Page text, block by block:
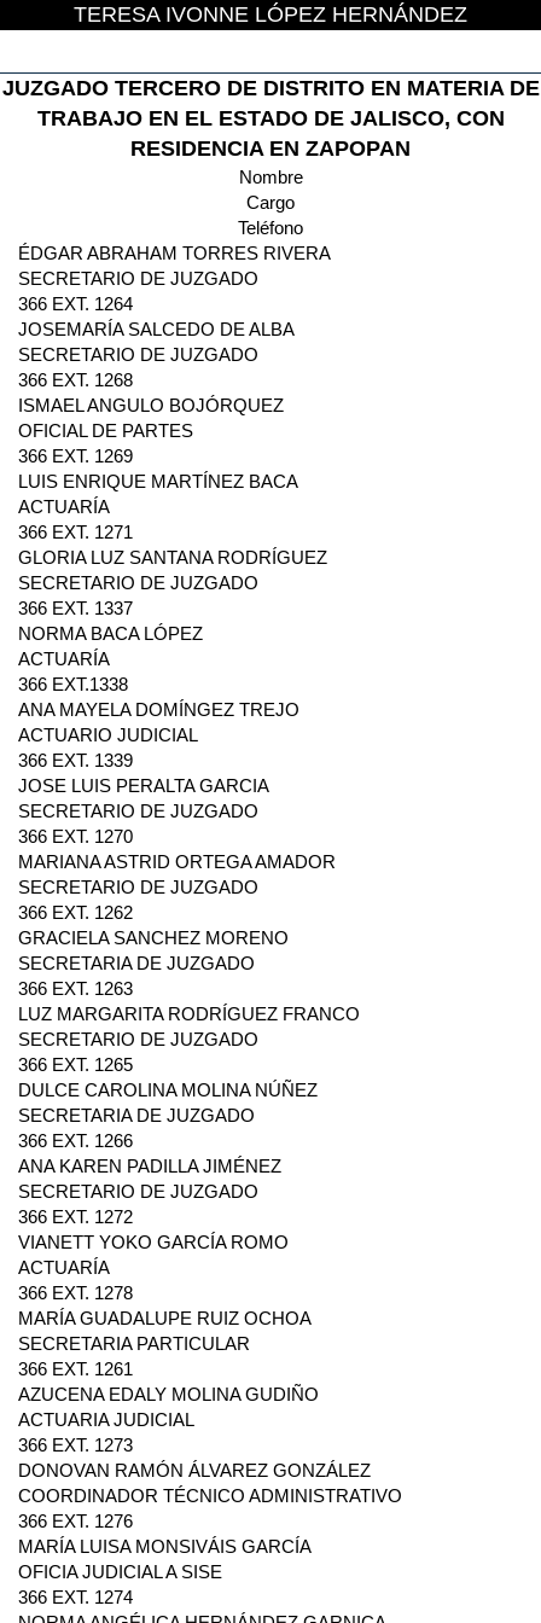
TERESA IVONNE LÓPEZ HERNÁNDEZ
JUZGADO TERCERO DE DISTRITO EN MATERIA DE
TRABAJO EN EL ESTADO DE JALISCO, CON
RESIDENCIA EN ZAPOPAN
Nombre
Cargo
Teléfono
ÉDGAR ABRAHAM TORRES RIVERA
SECRETARIO DE JUZGADO
366 EXT. 1264
JOSEMARÍA SALCEDO DE ALBA
SECRETARIO DE JUZGADO
366 EXT. 1268
ISMAEL ANGULO BOJÓRQUEZ
OFICIAL DE PARTES
366 EXT. 1269
LUIS ENRIQUE MARTÍNEZ BACA
ACTUARÍA
366 EXT. 1271
GLORIA LUZ SANTANA RODRÍGUEZ
SECRETARIO DE JUZGADO
366 EXT. 1337
NORMA BACA LÓPEZ
ACTUARÍA
366 EXT.1338
ANA MAYELA DOMÍNGEZ TREJO
ACTUARIO JUDICIAL
366 EXT. 1339
JOSE LUIS PERALTA GARCIA
SECRETARIO DE JUZGADO
366 EXT. 1270
MARIANA ASTRID ORTEGA AMADOR
SECRETARIO DE JUZGADO
366 EXT. 1262
GRACIELA SANCHEZ MORENO
SECRETARIA DE JUZGADO
366 EXT. 1263
LUZ MARGARITA RODRÍGUEZ FRANCO
SECRETARIO DE JUZGADO
366 EXT. 1265
DULCE CAROLINA MOLINA NÚÑEZ
SECRETARIA DE JUZGADO
366 EXT. 1266
ANA KAREN PADILLA JIMÉNEZ
SECRETARIO DE JUZGADO
366 EXT. 1272
VIANETT YOKO GARCÍA ROMO
ACTUARÍA
366 EXT. 1278
MARÍA GUADALUPE RUIZ OCHOA
SECRETARIA PARTICULAR
366 EXT. 1261
AZUCENA EDALY MOLINA GUDIÑO
ACTUARIA JUDICIAL
366 EXT. 1273
DONOVAN RAMÓN ÁLVAREZ GONZÁLEZ
COORDINADOR TÉCNICO ADMINISTRATIVO
366 EXT. 1276
MARÍA LUISA MONSIVÁIS GARCÍA
OFICIA JUDICIAL A SISE
366 EXT. 1274